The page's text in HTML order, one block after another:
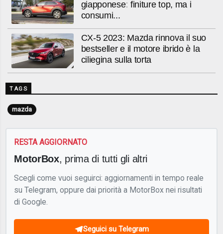
giapponese: finiture top, ma i
consumi...
CX-5 2023: Mazda rinnova il suo
bestseller e il motore ibrido è la
ciliegina sulla torta
TAGS
mazda
RESTA AGGIORNATO
MotorBox, prima di tutti gli altri
Scegli come vuoi seguirci: aggiornamenti in tempo reale
su Telegram, oppure dai priorità a MotorBox nei risultati
di Google.
Seguici su Telegram